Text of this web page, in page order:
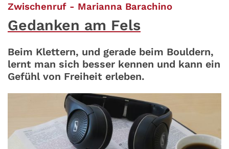
Zwischenruf - Marianna Barachino:
Gedanken am Fels
Beim Klettern, und gerade beim Bouldern,
lernt man sich besser kennen und kann ein
Gefühl von Freiheit erleben.